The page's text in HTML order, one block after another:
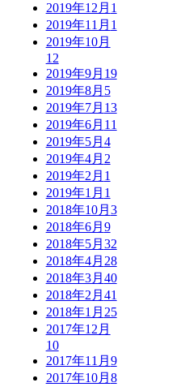
2019年12月 1
2019年11月 1
2019年10月
12
2019年9月 19
2019年8月 5
2019年7月 13
2019年6月 11
2019年5月 4
2019年4月 2
2019年2月 1
2019年1月 1
2018年10月 3
2018年6月 9
2018年5月 32
2018年4月 28
2018年3月 40
2018年2月 41
2018年1月 25
2017年12月
10
2017年11月 9
2017年10月 8